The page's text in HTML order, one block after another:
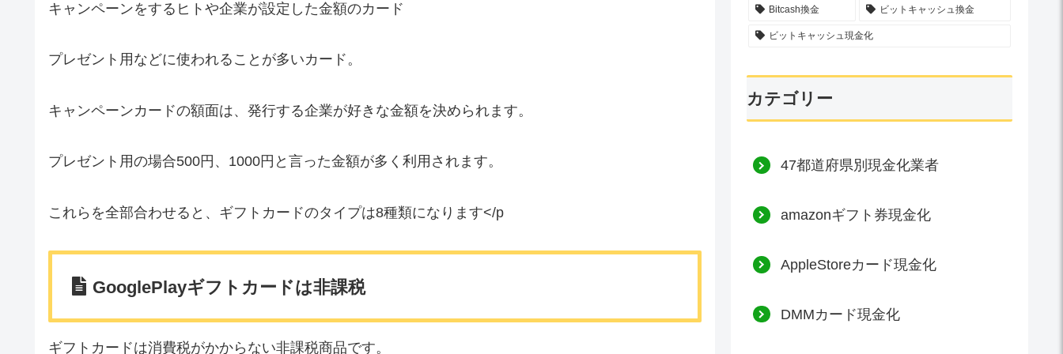
キャンペーンをするヒトや企業が設定した金額のカード
プレゼント用などに使われることが多いカード。
キャンペーンカードの額面は、発行する企業が好きな金額を決められます。
プレゼント用の場合500円、1000円と言った金額が多く利用されます。
これらを全部合わせると、ギフトカードのタイプは8種類になります</p
GooglePlayギフトカードは非課税
ギフトカードは消費税がかからない非課税商品です。
Bitcash換金 ビットキャッシュ換金
ビットキャッシュ現金化
カテゴリー
47都道府県別現金化業者
amazonギフト券現金化
AppleStoreカード現金化
DMMカード現金化